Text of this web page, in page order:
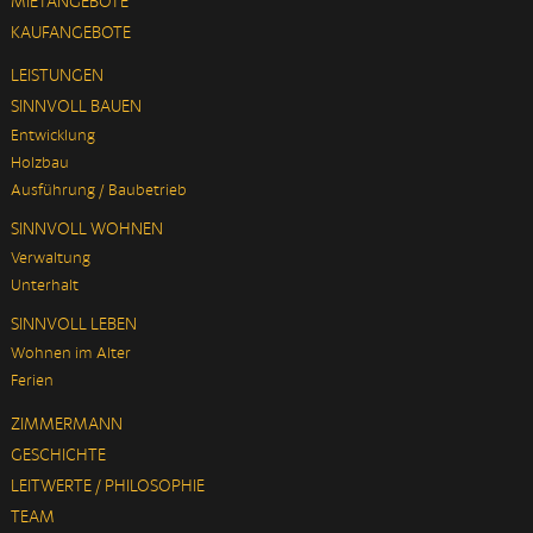
KAUFANGEBOTE
LEISTUNGEN
SINNVOLL BAUEN
Entwicklung
Holzbau
Ausführung / Baubetrieb
SINNVOLL WOHNEN
Verwaltung
Unterhalt
SINNVOLL LEBEN
Wohnen im Alter
Ferien
ZIMMERMANN
GESCHICHTE
LEITWERTE / PHILOSOPHIE
TEAM